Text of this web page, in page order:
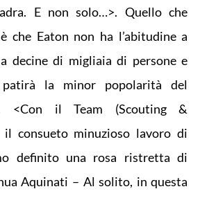
E non solo…>. Quello che
che Eaton non ha l’abitudine a
decine di migliaia di persone e
patirà la minor popolarità del
<Con il Team (Scouting &
il consueto minuzioso lavoro di
definito una rosa ristretta di
Aquinati – Al solito, in questa